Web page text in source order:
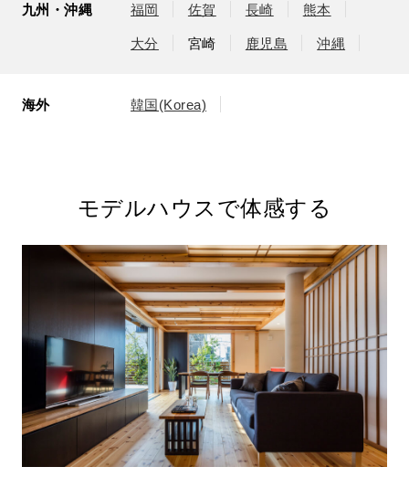
九州・沖縄 福岡 佐賀 長崎 熊本
大分 宮崎 鹿児島 沖縄
海外 韓国(Korea)
モデルハウスで体感する